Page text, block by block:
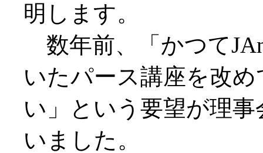
明します。
数年前、「かつて
いたパース講座を改
い」という要望が理
いました。